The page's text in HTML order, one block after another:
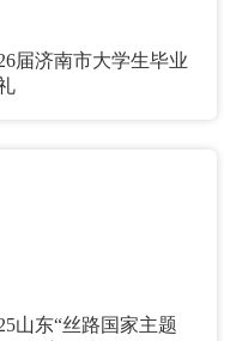
届济南市大学生毕业
山东“丝路国家主题